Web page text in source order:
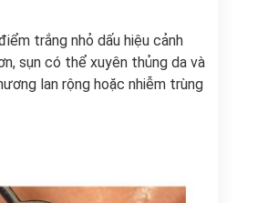
trắng nhỏ dấu hiệu cảnh
sụn có thể xuyên thủng da và
lan rộng hoặc nhiễm trùng